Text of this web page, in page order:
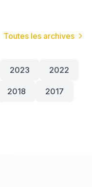
Toutes les archives
2023 2022
2018 2017